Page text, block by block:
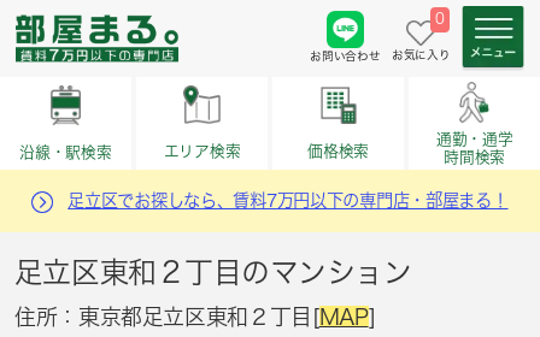
お問い合わせ
0
お気に入り
沿線・駅検索 エリア検索 価格検索
通勤・通学
時間検索
足立区でお探しなら、賃料7万円以下の専門店・部屋まる！
足立区東和２丁目のマンション
住所：東京都足立区東和２丁目[MAP]